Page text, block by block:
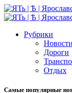
Рубрики
Дороги
Отдых
Самые популярные